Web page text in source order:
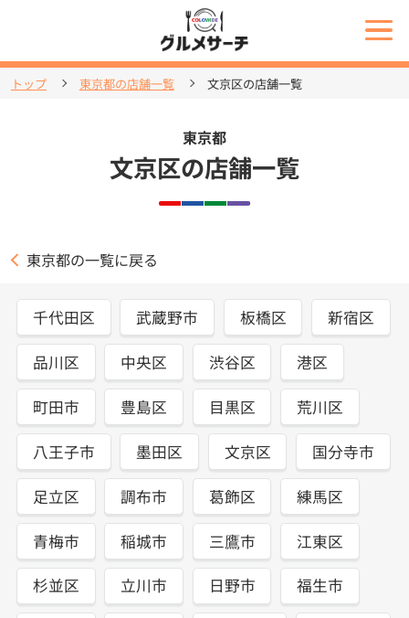
トップ 東京都の店舗一覧 文京区の店舗一覧
東京都
文京区の店舗一覧
東京都の一覧に戻る
千代田区 武蔵野市 板橋区 新宿区
品川区 中央区 渋谷区 港区
町田市 豊島区 目黒区 荒川区
八王子市 墨田区 文京区 国分寺市
足立区 調布市 葛飾区 練馬区
青梅市 稲城市 三鷹市 江東区
杉並区 立川市 日野市 福生市